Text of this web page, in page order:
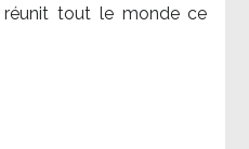
réunit tout le monde ce